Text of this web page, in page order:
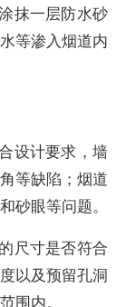
抹一层防水砂
等渗入烟道内
设计要求，墙
等缺陷；烟道
砂眼等问题。
尺寸是否符合
以及预留孔洞
围内。